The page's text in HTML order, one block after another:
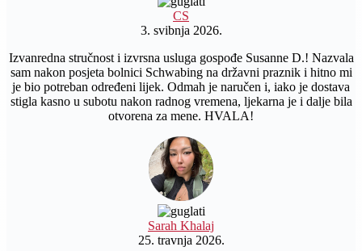
CS
3. svibnja 2026.
Izvanredna stručnost i izvrsna usluga gospođe Susanne D.! Nazvala
sam nakon posjeta bolnici Schwabing na državni praznik i hitno mi
je bio potreban određeni lijek. Odmah je naručen i, iako je dostava
stigla kasno u subotu nakon radnog vremena, ljekarna je i dalje bila
otvorena za mene. HVALA!
Sarah Khalaj
25. travnja 2026.